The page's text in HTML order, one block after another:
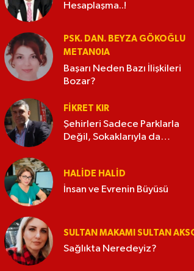
Hesaplaşma..!
PSK. DAN. BEYZA GÖKOĞLU
METAN0IA
Başarı Neden Bazı İlişkileri
Bozar?
FIKRET KIR
Şehirleri Sadece Parklarla
Değil, Sokaklarıyla da
HALIDE HALID
İnsan ve Evrenin Büyüsü
SULTAN MAKAMI SULTAN
Sağlıkta Neredeyiz?